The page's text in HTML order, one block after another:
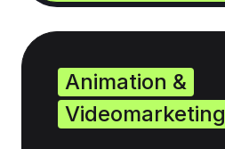
Animation &
Videomarketing